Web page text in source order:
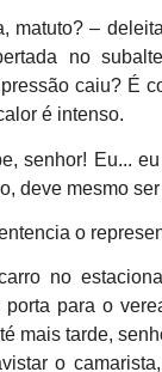
matuto? –
no
caiu? É
é intenso.
senhor! Eu...
deve mesmo ser
o
no
porta para o
mais tarde,
o